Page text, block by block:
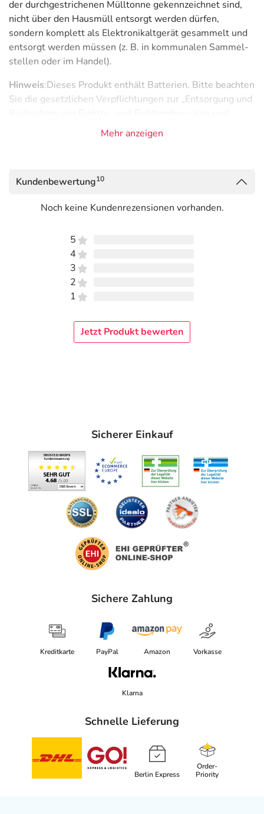
der durchgestrichenen Mülltonne gekennzeichnet sind,
nicht über den Hausmüll entsorgt werden dürfen,
sondern komplett als Elektronikaltgerät gesammelt und
entsorgt werden müssen (z. B. in kommunalen Sammel­
stellen oder im Handel).
Hinweis:Dieses Produkt enthält Batterien. Bitte beachten
Sie die gesetzlichen Verpflichtungen zur „Entsorgung und
Batterien“ für Endverbraucher.
Entsorgung und
Rücknahme von Elektro- und Elektronikgeräten und
Hinweis: Dieses Produkt enthält Batterien. Bitte
„Entsorgung und Rücknahme von Elektro- und
Entsorgung und Rücknahme von Elektro- und
Elektronikgeräten und Batterien
Im Lieferumfang sind enthalten: 6 Zink-Luft ZnO2
Hörgerätebatterie Braun Typ 312
Vielstedter Elektronik
Mehr anzeigen
Kundenbewertung10
Noch keine Kundenrezensionen vorhanden.
5
4
3
2
1
Jetzt Produkt bewerten
Sicherer Einkauf
Sichere Zahlung
Kreditkarte PayPal Amazon Vorkasse
Klarna
Schnelle Lieferung
Berlin Express
Order-
Priority